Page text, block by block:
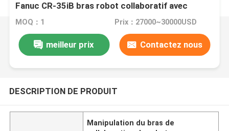
Fanuc CR-35iB bras robot collaboratif avec
Ewellix robot élévateur axe
MOQ：1 Prix：27000~30000USD
meilleur prix Contactez nous
DESCRIPTION DE PRODUIT
Manipulation du bras de